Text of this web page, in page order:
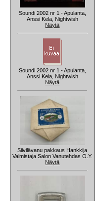
Soundi 2002 nr 1 - Apulanta,
Anssi Kela, Nightwish
Näytä
Soundi 2002 nr 1 - Apulanta,
Anssi Kela, Nightwish
Näytä
Siivilävanu pakkaus Hankkija
Valmistaja Salon Vanutehdas O.Y.
Näytä